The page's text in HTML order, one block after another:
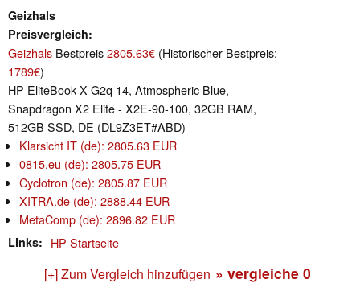
Geizhals
Preisvergleich
Geizhals Bestpreis2805.63€ (Historischer Bestpreis:
1789€)
HP EliteBook X G2q 14, Atmospheric Blue,
Snapdragon X2 Elite - X2E-90-100, 32GB RAM,
512GB SSD, DE (DL9Z3ET#ABD)
Klarsicht IT (de): 2805.63 EUR
0815.eu (de): 2805.75 EUR
Cyclotron (de): 2805.87 EUR
XITRA.de (de): 2888.44 EUR
MetaComp (de): 2896.82 EUR
Links HP Startseite
[+] Zum Vergleich hinzufügen » vergleiche 0